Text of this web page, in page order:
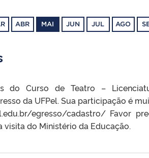
ABR MAI JUN JUL AGO
do Curso de Teatro –
da UFPel. Sua participação é
egresso/cadastro/ Favor
visita do Ministério da Educação.